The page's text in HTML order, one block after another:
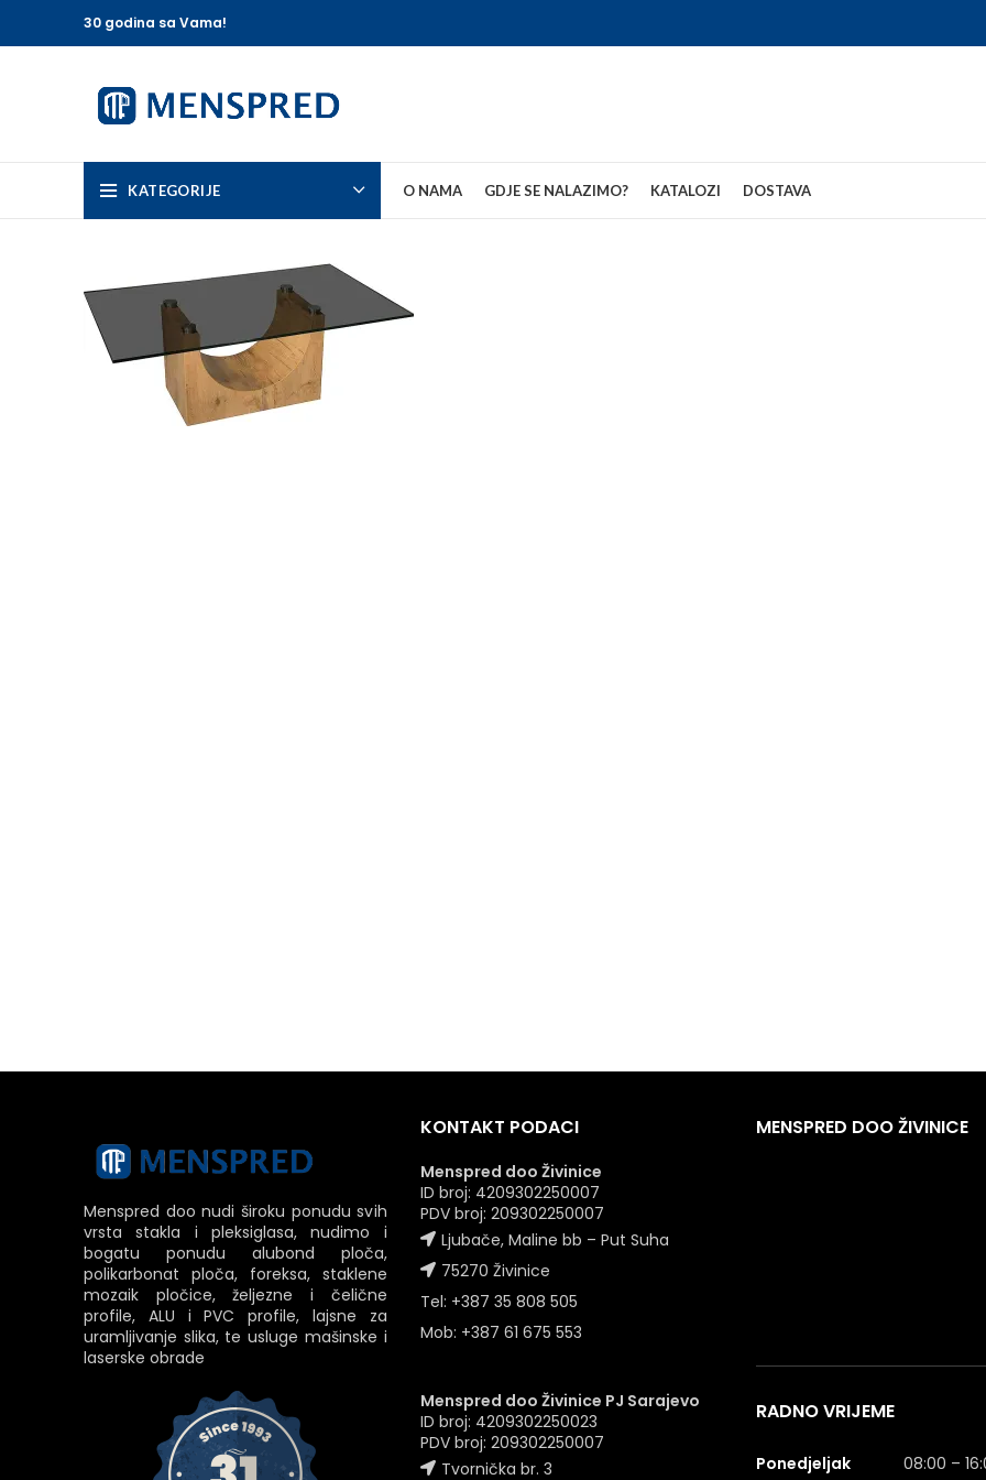
30 godina sa Vama!
KATEGORIJE O NAMA GDJE SE NALAZIMO? KATALOZI DOSTAVA
Menspred doo nudi široku ponudu svih
vrsta stakla i pleksiglasa, nudimo i
bogatu ponudu alubond ploča,
polikarbonat ploča, foreksa, staklene
mozaik pločice, željezne i čelične
profile, ALU i PVC profile, lajsne za
uramljivanje slika, te usluge mašinske i
laserske obrade
KONTAKT PODACI
Menspred doo Živinice
ID broj: 4209302250007
PDV broj: 209302250007
Ljubače, Maline bb – Put Suha
75270 Živinice
Tel: +387 35 808 505
Mob: +387 61 675 553
Menspred doo Živinice PJ Sarajevo
ID broj: 4209302250023
PDV broj: 209302250007
Tvornička br. 3
MENSPRED DOO ŽIVINICE
RADNO VRIJEME
Ponedjeljak 08:00 –